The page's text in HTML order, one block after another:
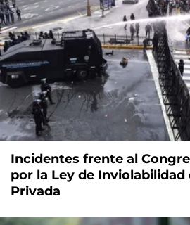
Incidentes frente al
por la Ley de Inviolabilidad
Privada